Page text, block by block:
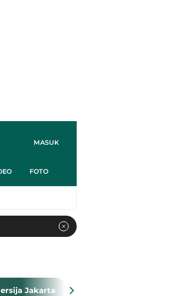
MASUK
FOTO
Jakarta